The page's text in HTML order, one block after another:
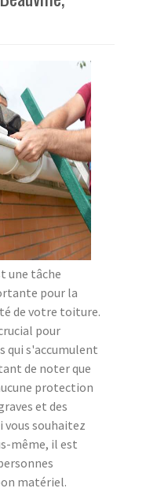
une tâche
pour la
de votre toiture.
pour
qui s'accumulent
de noter que
protection
et des
vous souhaitez
même, il est
matériel.